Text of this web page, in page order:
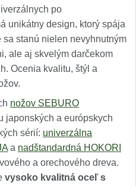
po
unikátny design, ktorý spája
stanú nielen nevyhnutným
ale aj skvelým darčekom
Ocenia kvalitu, štýl a
nožov SEBURO
japonských a európskych
sérií: univerzálna
a nadštandardná HOKORI
a orechového dreva.
vysoko kvalitná oceľ s